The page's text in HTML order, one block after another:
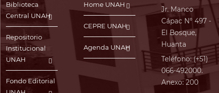
Biblioteca
Central UNAH
Repositorio
Institucional
UNAH
Fondo Editorial
Home UNAH
CEPRE UNAH
Agenda UNAH
Jr. Manco
Cápac N° 497 -
El Bosque,
Huanta
Teléfono: (+51)
066-492000.
Anexo: 200